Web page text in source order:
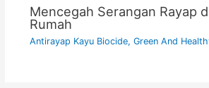
Mencegah Serangan Rayap
Rumah
Antirayap Kayu Biocide, Green And